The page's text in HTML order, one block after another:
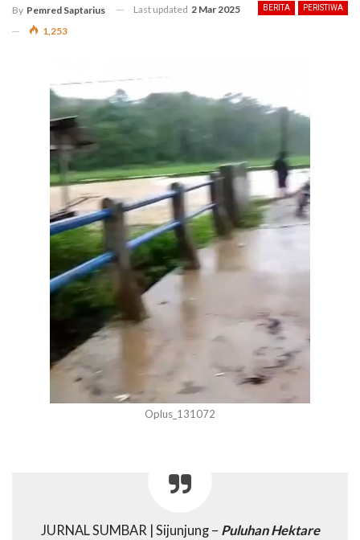
BERITA PERISTIWA
By Pemred Saptarius Last updated 2 Mar 2025
1,253
Oplus_131072
JURNAL SUMBAR | Sijunjung – Puluhan Hektare